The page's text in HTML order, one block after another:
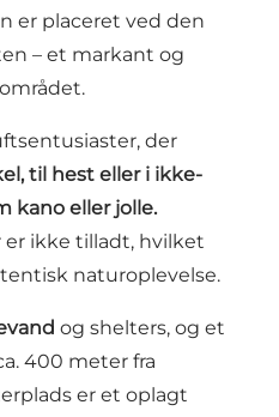
er placeret ved den
– et markant og
der
til hest eller i ikke-
kano eller jolle.
ikke tilladt, hvilket
naturoplevelse.
og shelters, og et
400 meter fra
er et oplagt